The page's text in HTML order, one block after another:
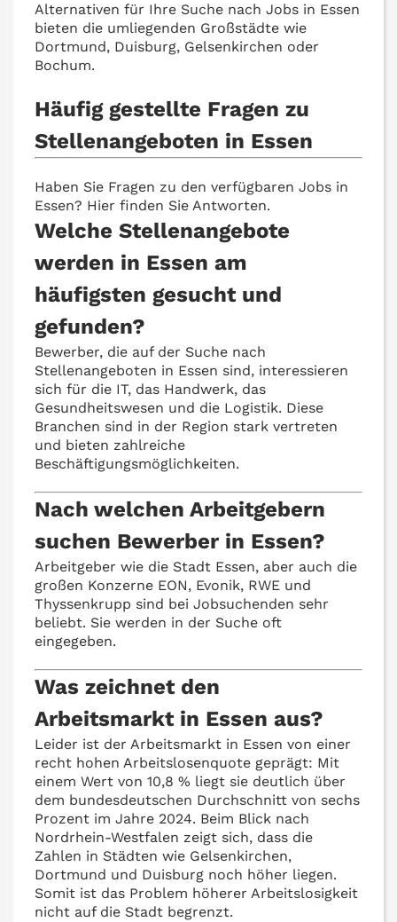
Alternativen für Ihre Suche nach Jobs in Essen
bieten die umliegenden Großstädte wie
Dortmund, Duisburg, Gelsenkirchen oder
Bochum.
Häufig gestellte Fragen zu
Stellenangeboten in Essen
Haben Sie Fragen zu den verfügbaren Jobs in
Essen? Hier finden Sie Antworten.
Welche Stellenangebote
werden in Essen am
häufigsten gesucht und
gefunden?
Bewerber, die auf der Suche nach
Stellenangeboten in Essen sind, interessieren
sich für die IT, das Handwerk, das
Gesundheitswesen und die Logistik. Diese
Branchen sind in der Region stark vertreten
und bieten zahlreiche
Beschäftigungsmöglichkeiten.
Nach welchen Arbeitgebern
suchen Bewerber in Essen?
Arbeitgeber wie die Stadt Essen, aber auch die
großen Konzerne EON, Evonik, RWE und
Thyssenkrupp sind bei Jobsuchenden sehr
beliebt. Sie werden in der Suche oft
eingegeben.
Was zeichnet den
Arbeitsmarkt in Essen aus?
Leider ist der Arbeitsmarkt in Essen von einer
recht hohen Arbeitslosenquote geprägt: Mit
einem Wert von 10,8 % liegt sie deutlich über
dem bundesdeutschen Durchschnitt von sechs
Prozent im Jahre 2024. Beim Blick nach
Nordrhein-Westfalen zeigt sich, dass die
Zahlen in Städten wie Gelsenkirchen,
Dortmund und Duisburg noch höher liegen.
Somit ist das Problem höherer Arbeitslosigkeit
nicht auf die Stadt begrenzt.